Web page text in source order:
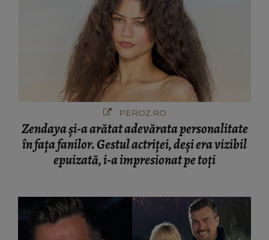
PEROZ.RO
Zendaya și-a arătat adevărata personalitate
în fața fanilor. Gestul actriței, deși era vizibil
epuizată, i-a impresionat pe toți